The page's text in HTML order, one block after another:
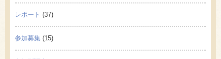
レポート (37)
参加募集 (15)